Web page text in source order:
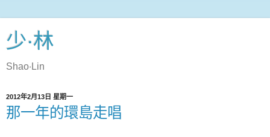
少‧林
Shao‧Lin
2012年2月13日 星期一
那一年的環島走唱